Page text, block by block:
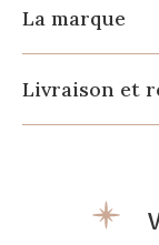
La marque
Livraison et